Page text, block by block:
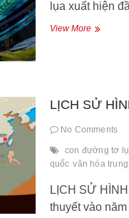
lụa xuất hiện
View MoreTƠ
LÀM
THẾ
LỊCH SỬ
No Comments
con đường tơ
quốc văn hóa
LỊCH SỬ
thuyết vào